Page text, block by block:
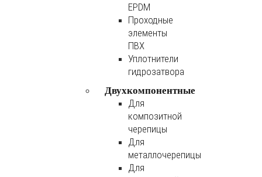
EPDM
Проходные
элементы
ПВХ
Уплотнители
гидрозатвора
Двухкомпонентные
Для
композитной
черепицы
Для
металлочерепицы
Для